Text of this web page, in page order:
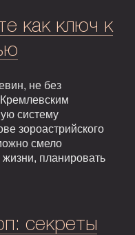
как ключ к
не без
систему
зороастрийского
смело
жизни, планировать
секреты